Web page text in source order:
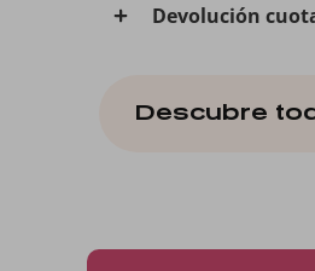
Devolución
Descubre